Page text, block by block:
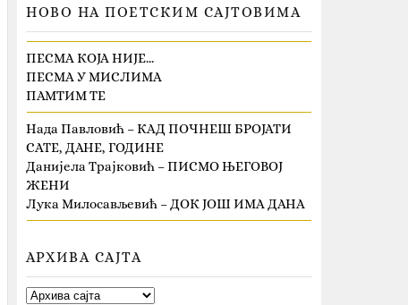
НОВО НА ПОЕТСКИМ САЈТОВИМА
ПЕСМА КОЈА НИЈЕ…
ПЕСМА У МИСЛИМА
ПАМТИМ ТЕ
Нада Павловић – КАД ПОЧНЕШ БРОЈАТИ
САТЕ, ДАНЕ, ГОДИНЕ
Данијела Трајковић – ПИСМО ЊЕГОВОЈ
ЖЕНИ
Лука Милосављевић – ДОК ЈОШ ИМА ДАНА
АРХИВА САЈТА